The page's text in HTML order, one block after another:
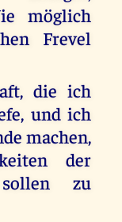
möglich
Frevel
die ich
und ich
machen,
der
zu